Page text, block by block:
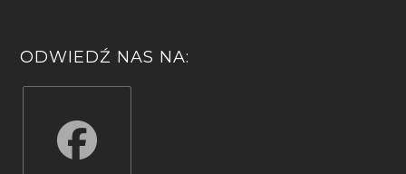
ODWIEDŹ NAS NA: